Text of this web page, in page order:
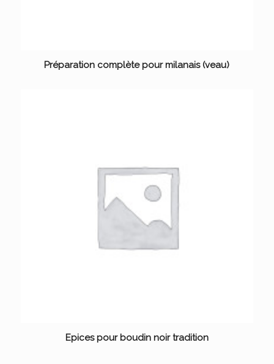
Préparation complète pour milanais (veau)
Epices pour boudin noir tradition